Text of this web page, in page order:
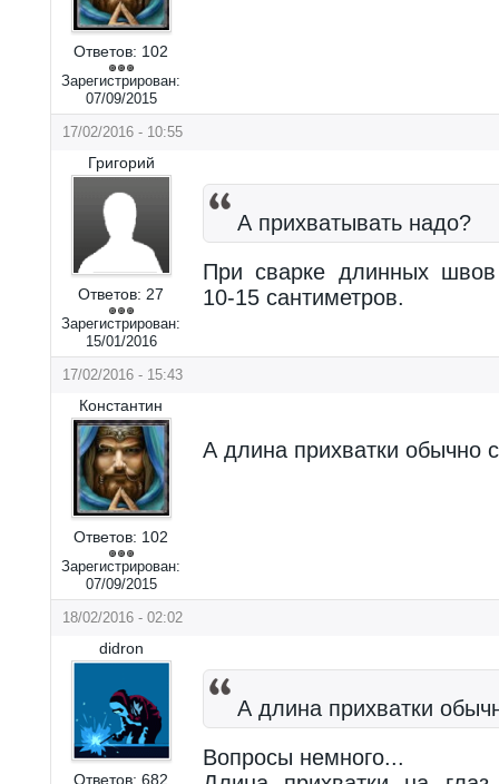
Ответов: 102
Зарегистрирован:
07/09/2015
17/02/2016 - 10:55
Григорий
Ответов: 27
Зарегистрирован:
15/01/2016
А прихватывать надо?
При сварке длинных
10-15 сантиметров.
17/02/2016 - 15:43
Константин
Ответов: 102
Зарегистрирован:
07/09/2015
А длина прихватки обычно
18/02/2016 - 02:02
didron
Ответов: 682
А длина прихватки
Вопросы немного...